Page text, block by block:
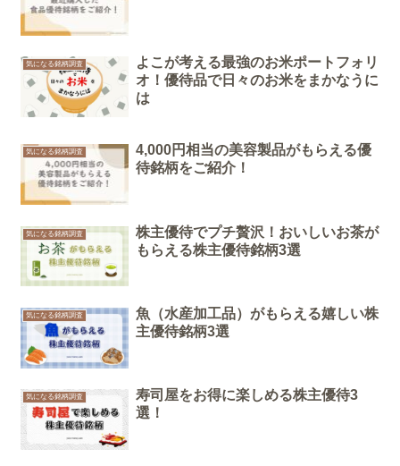
気になる銘柄調査
よこが考える最強のお米ポートフォリ
オ！優待品で日々のお米をまかなうに
は
気になる銘柄調査
4,000円相当の美容製品がもらえる優
待銘柄をご紹介！
気になる銘柄調査
株主優待でプチ贅沢！おいしいお茶が
もらえる株主優待銘柄3選
気になる銘柄調査
魚（水産加工品）がもらえる嬉しい株
主優待銘柄3選
気になる銘柄調査
寿司屋をお得に楽しめる株主優待3
選！